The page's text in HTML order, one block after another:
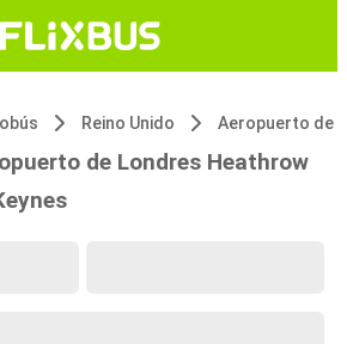
Reino Unido
de Londres Heathrow